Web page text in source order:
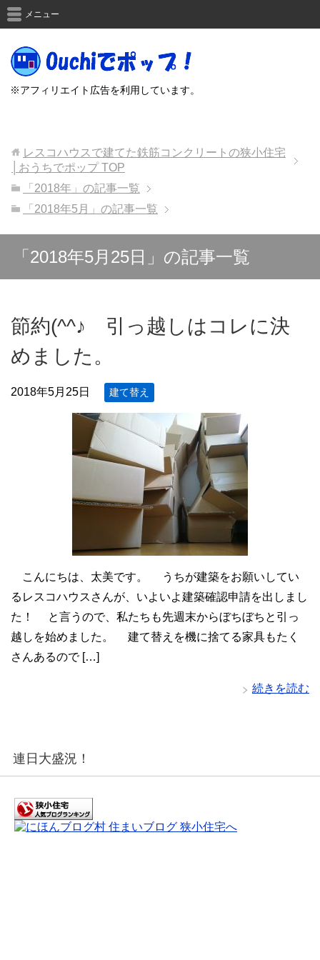
※アフィリエイト広告を利用しています。
メニュー
レスコハウスで建てた鉄筋コンクリートの狭小住宅
│おうちでポップTOP
「2018年」の記事一覧
「2018年5月」の記事一覧
「2018年5月25日」の記事一覧
節約(^^♪ 引っ越しはコレに決
めました。
2018年5月25日 建て替え
こんにちは、太美です。 うちが建築をお願いしてい
るレスコハウスさんが、いよいよ建築確認申請を出しまし
た！ と言うので、私たちも先週末からぼちぼちと引っ
越しを始めました。 建て替えを機に捨てる家具もたく
さんあるので […]
続きを読む
連日大盛況！